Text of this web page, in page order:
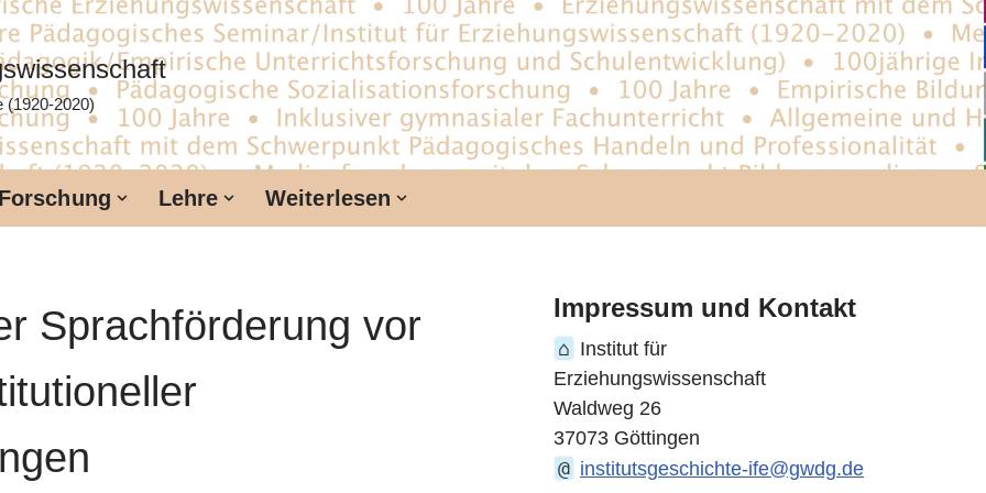
(1920-2020)
Forschung Lehre Weiterlesen
Sprachförderung vor
Impressum und Kontakt
⌂ Institut für
Erziehungswissenschaft
Waldweg 26
37073 Göttingen
@ institutsgeschichte-ife@gwdg.de